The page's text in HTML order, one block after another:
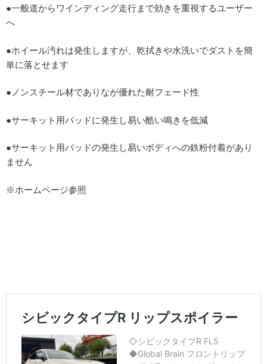
●一般道からワインディング走行まで効きを重視するユーザー
へ
●ホイール汚れは発生しますが、乾拭きや水洗いでダストを簡
単に落とせます
●ノンスチール材でありなが優れた耐フェード性
●サーキット用パッドに発生し易い酷い鳴きを低減
●サーキット用パッドの発生し易いボディへの鉄粉付着があり
ません
※ホームページ参照